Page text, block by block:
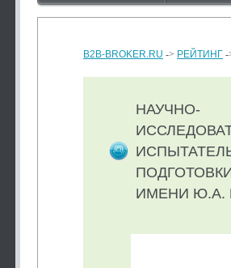
B2B-BROKER.RU -> РЕЙТИНГ -
НАУЧНО-
ИМЕНИ Ю.А.